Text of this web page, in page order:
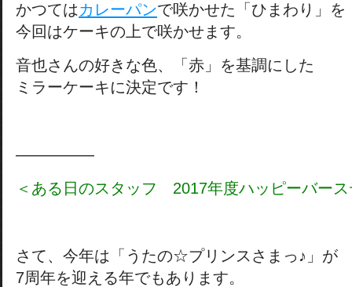
かつてはカレーパンで咲かせた「ひまわり」を
今回はケーキの上で咲かせます。
音也さんの好きな色、「赤」を基調にした
ミラーケーキに決定です！
―――――
＜ある日のスタッフ 2017年度ハッピーバース
さて、今年は「うたの☆プリンスさまっ♪」が
7周年を迎える年でもあります。